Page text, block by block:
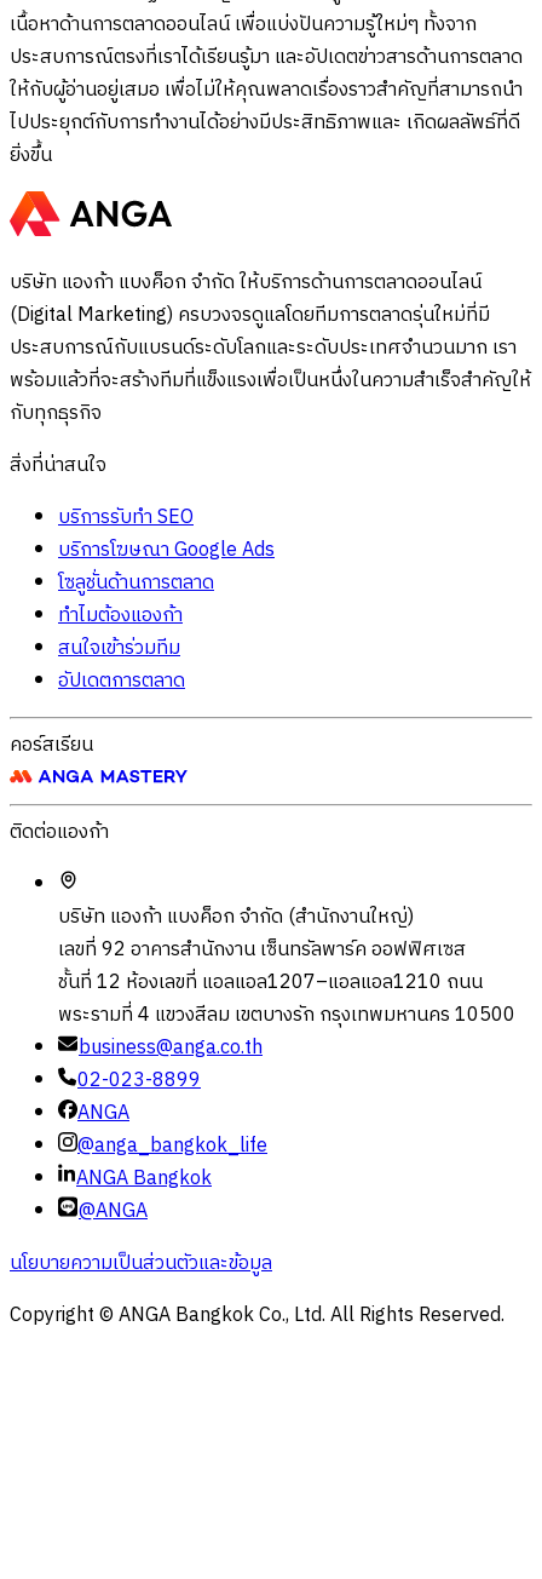
เนื้อหาด้านการตลาดออนไลน์ เพื่อแบ่งปันความรู้ใหม่ๆ ทั้งจาก
ประสบการณ์ตรงที่เราได้เรียนรู้มา และอัปเดตข่าวสารด้านการตลาด
ให้กับผู้อ่านอยู่เสมอ เพื่อไม่ให้คุณพลาดเรื่องราวสำคัญที่สามารถนำ
ไปประยุกต์กับการทำงานได้อย่างมีประสิทธิภาพและ เกิดผลลัพธ์ที่ดี
ยิ่งขึ้น
บริษัท แองก้า แบงค็อก จำกัด ให้บริการด้านการตลาดออนไลน์
(Digital Marketing) ครบวงจรดูแลโดยทีมการตลาดรุ่นใหม่ที่มี
ประสบการณ์กับแบรนด์ระดับโลกและระดับประเทศจำนวนมาก เรา
พร้อมแล้วที่จะสร้างทีมที่แข็งแรงเพื่อเป็นหนึ่งในความสำเร็จสำคัญให้
กับทุกธุรกิจ
สิ่งที่น่าสนใจ
บริการรับทำ SEO
บริการโฆษณา Google Ads
โซลูชั่นด้านการตลาด
ทำไมต้องแองก้า
สนใจเข้าร่วมทีม
อัปเดตการตลาด
คอร์สเรียน
ติดต่อแองก้า
บริษัท แองก้า แบงค็อก จำกัด (สำนักงานใหญ่)
เลขที่ 92 อาคารสำนักงาน เซ็นทรัลพาร์ค ออฟฟิศเซส
ชั้นที่ 12 ห้องเลขที่ แอลแอล1207–แอลแอล1210 ถนน
พระรามที่ 4 แขวงสีลม เขตบางรัก กรุงเทพมหานคร 10500
business@anga.co.th
02-023-8899
ANGA
@anga_bangkok_life
ANGA Bangkok
@ANGA
นโยบายความเป็นส่วนตัวและข้อมูล
Copyright © ANGA Bangkok Co., Ltd. All Rights Reserved.